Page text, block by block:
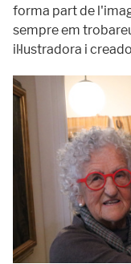
forma part de
sempre em
il·lustradora i